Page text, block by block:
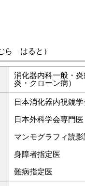
ら はると）
消化器内科一般・
炎・クローン病）
日本消化器内視鏡
日本外科学会専門医
マンモグラフィ読
身障者指定医
難病指定医